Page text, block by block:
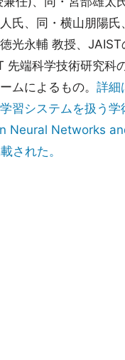
氏、同・横山朋陽
光永輔 教授、
先端科学技術研究科
ムによるもの。 詳細
習システムを扱う学
Neural Networks
された。